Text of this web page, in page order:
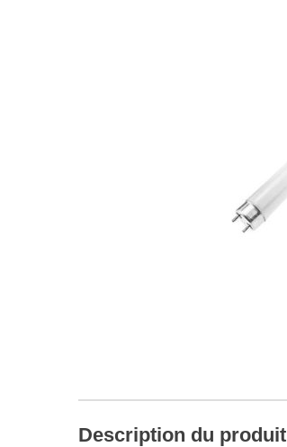
Description du produit